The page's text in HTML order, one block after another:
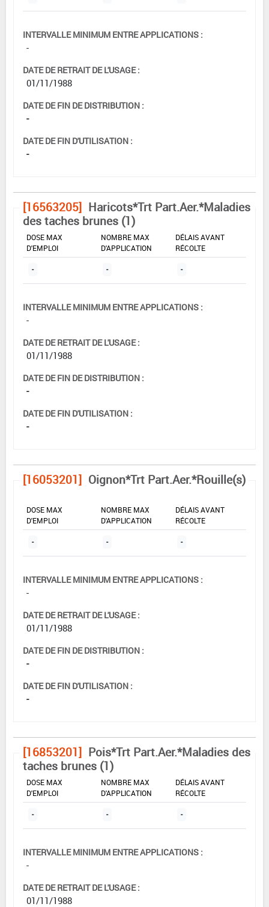
INTERVALLE MINIMUM ENTRE APPLICATIONS :
-
DATE DE RETRAIT DE L'USAGE :
01/11/1988
DATE DE FIN DE DISTRIBUTION :
-
DATE DE FIN D'UTILISATION :
-
[16563205] Haricots*Trt Part.Aer.*Maladies
des taches brunes (1)
DOSE MAX
D'EMPLOI
NOMBRE MAX
D'APPLICATION
DÉLAIS AVANT
RÉCOLTE
- - -
INTERVALLE MINIMUM ENTRE APPLICATIONS :
-
DATE DE RETRAIT DE L'USAGE :
01/11/1988
DATE DE FIN DE DISTRIBUTION :
-
DATE DE FIN D'UTILISATION :
-
[16053201] Oignon*Trt Part.Aer.*Rouille(s)
DOSE MAX
D'EMPLOI
NOMBRE MAX
D'APPLICATION
DÉLAIS AVANT
RÉCOLTE
- - -
INTERVALLE MINIMUM ENTRE APPLICATIONS :
-
DATE DE RETRAIT DE L'USAGE :
01/11/1988
DATE DE FIN DE DISTRIBUTION :
-
DATE DE FIN D'UTILISATION :
-
[16853201] Pois*Trt Part.Aer.*Maladies des
taches brunes (1)
DOSE MAX
D'EMPLOI
NOMBRE MAX
D'APPLICATION
DÉLAIS AVANT
RÉCOLTE
- - -
INTERVALLE MINIMUM ENTRE APPLICATIONS :
-
DATE DE RETRAIT DE L'USAGE :
01/11/1988